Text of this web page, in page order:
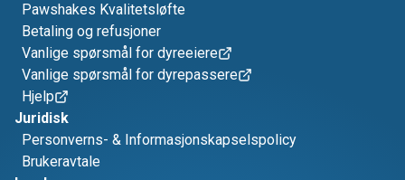
Pawshakes Kvalitetsløfte
Betaling og refusjoner
Vanlige spørsmål for dyreeiere
Vanlige spørsmål for dyrepassere
Hjelp
Juridisk
Personverns- & Informasjonskapselspolicy
Brukeravtale